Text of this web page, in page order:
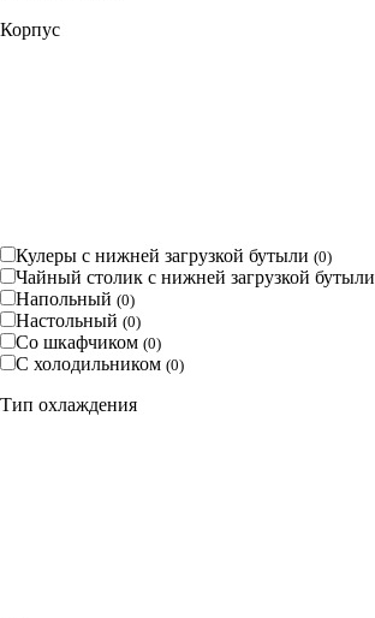
Корпус
Кулеры с нижней загрузкой бутыли (0)
Чайный столик с нижней загрузкой бутыли
Напольный (0)
Настольный (0)
Со шкафчиком (0)
С холодильником (0)
Тип охлаждения